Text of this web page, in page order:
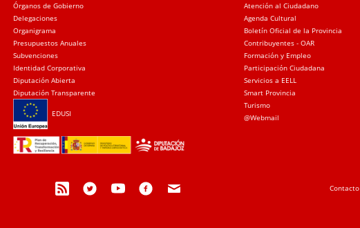
Órganos de Gobierno
Delegaciones
Organigrama
Presupuestos Anuales
Subvenciones
Identidad Corporativa
Diputación Abierta
Diputación Transparente
EDUSI
Atención al Ciudadano
Agenda Cultural
Boletín Oficial de la Provincia
Contribuyentes - OAR
Formación y Empleo
Participación Ciudadana
Servicios a EELL
Smart Provincia
Turismo
@Webmail
Contacto